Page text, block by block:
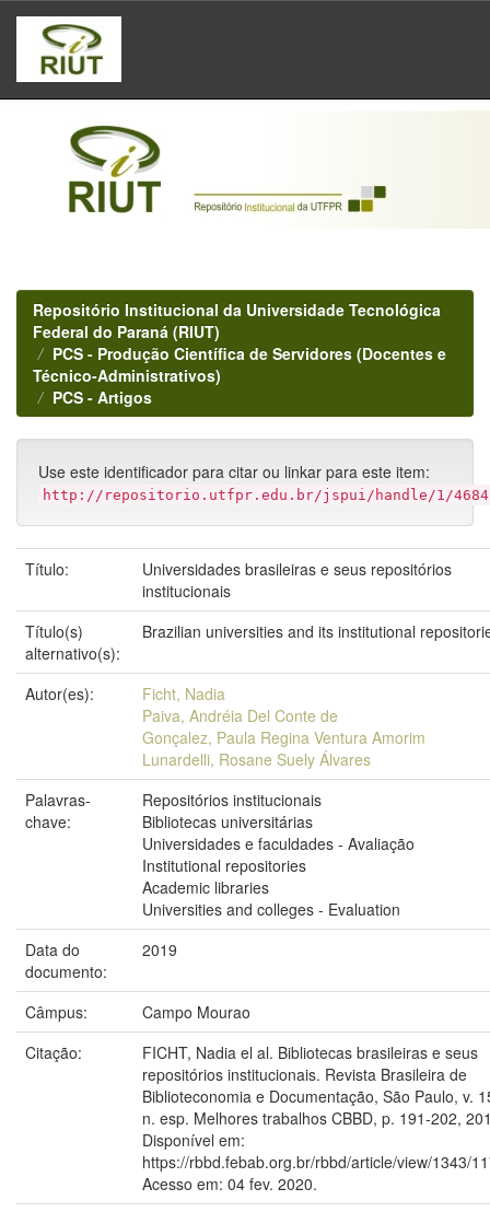
Skip
navigation
Repositório Institucional da Universidade Tecnológica
Federal do Paraná (RIUT)
PCS - Produção Científica de Servidores (Docentes e
Técnico-Administrativos)
PCS - Artigos
Use este identificador para citar ou linkar para este item:
http://repositorio.utfpr.edu.br/jspui/handle/1/4684
Título:
Universidades brasileiras e seus repositórios
institucionais
Título(s)
alternativo(s):
Brazilian universities and its institutional
Autor(es):
Ficht, Nadia
Paiva, Andréia Del Conte de
Gonçalez, Paula Regina Ventura Amorim
Lunardelli, Rosane Suely Álvares
Palavras-
chave:
Repositórios institucionais
Bibliotecas universitárias
Universidades e faculdades - Avaliação
Institutional repositories
Academic libraries
Universities and colleges - Evaluation
Data do
documento:
2019
Câmpus:
Campo Mourao
Citação:
FICHT, Nadia el al. Bibliotecas brasileiras e seus
repositórios institucionais. Revista Brasileira de
Biblioteconomia e Documentação, São Paulo, v.
n. esp. Melhores trabalhos CBBD, p. 191-202,
Disponível em:
https://rbbd.febab.org.br/rbbd/article/view/1343/
Acesso em: 04 fev. 2020.